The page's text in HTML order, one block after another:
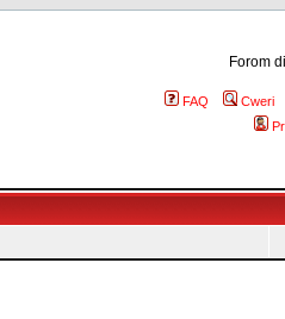
Forom
FAQ
Cweri